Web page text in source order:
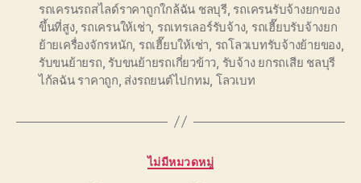
รถเครนรถสไลด์ราคาถูกใกล้ฉัน ชลบุรี, รถเครนรับจ้างยกของ
ขึ้นที่สูง, รถเครนให้เช่า รถเทรเลอร์รับจ้าง, รถเฮี๊ยบรับจ้างยก
ย้ายเครื่องจักรหนัก รถเฮี๊ยบให้เช่า รถโลวเบทรับจ้างย้ายของ,
รับขนย้ายรถ รับขนย้ายรถเกี่ยวข้าว รับจ้าง ยกรถเสีย ชลบุรี
ไก้ลฉัน ราคาถูก ส่งรถยนต์ไปกทม โลวเบท
Categories
ไม่มีหมวดหมู่